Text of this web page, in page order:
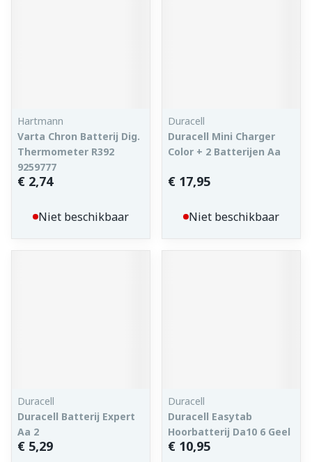
Hartmann
Varta Chron Batterij Dig.
Thermometer R392
9259777
€ 2,74
Niet beschikbaar
Duracell
Duracell Mini Charger
Color + 2 Batterijen Aa
€ 17,95
Niet beschikbaar
Duracell
Duracell Batterij Expert
Aa 2
€ 5,29
Duracell
Duracell Easytab
Hoorbatterij Da10 6 Geel
€ 10,95